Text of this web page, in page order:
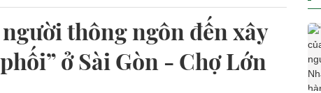
thông ngôn đến xây
ở Sài Gòn - Chợ Lớn